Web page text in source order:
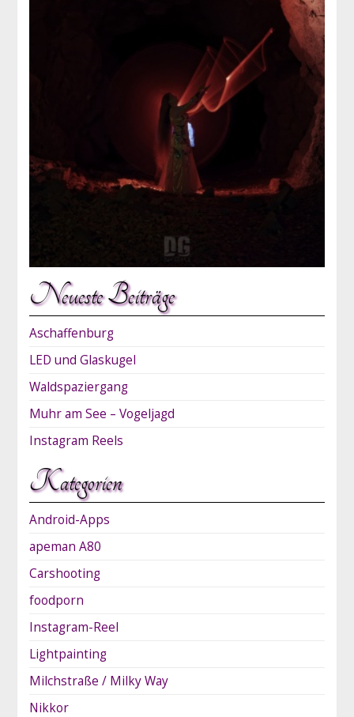
Neueste Beiträge
Aschaffenburg
LED und Glaskugel
Waldspaziergang
Muhr am See – Vogeljagd
Instagram Reels
Kategorien
Android-Apps
apeman A80
Carshooting
foodporn
Instagram-Reel
Lightpainting
Milchstraße / Milky Way
Nikkor